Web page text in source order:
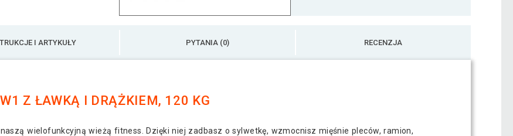
I ARTYKUŁY PYTANIA (0) RECENZJA
Z ŁAWKĄ I DRĄŻKIEM, 120 KG
wielofunkcyjną wieżą fitness. Dzięki niej zadbasz o sylwetkę, wzmocnisz mięśnie pleców, ramion,